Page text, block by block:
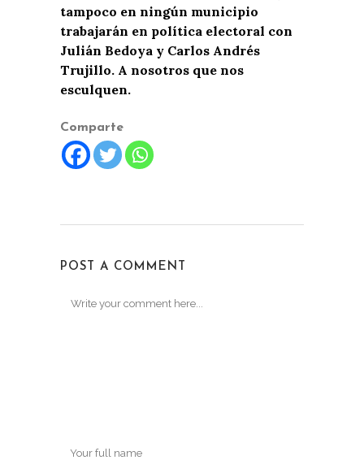
tampoco en ningún municipio
trabajarán en política electoral con
Julián Bedoya y Carlos Andrés
Trujillo. A nosotros que nos
esculquen.
Comparte
POST A COMMENT